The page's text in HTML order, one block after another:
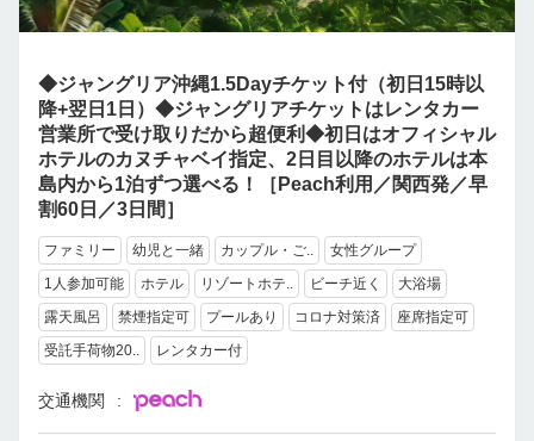
◆ジャングリア沖縄1.5Dayチケット付（初日15時以
降+翌日1日）◆ジャングリアチケットはレンタカー
営業所で受け取りだから超便利◆初日はオフィシャル
ホテルのカヌチャベイ指定、2日目以降のホテルは本
島内から1泊ずつ選べる！［Peach利用／関西発／早
割60日／3日間］
ファミリー 幼児と一緒 カップル・ご..
女性グループ
1人参加可能
ホテル リゾートホテ.. ビーチ近く
大浴場
露天風呂
禁煙指定可 プールあり コロナ対策済
座席指定可
受託手荷物20..
レンタカー付
交通機関